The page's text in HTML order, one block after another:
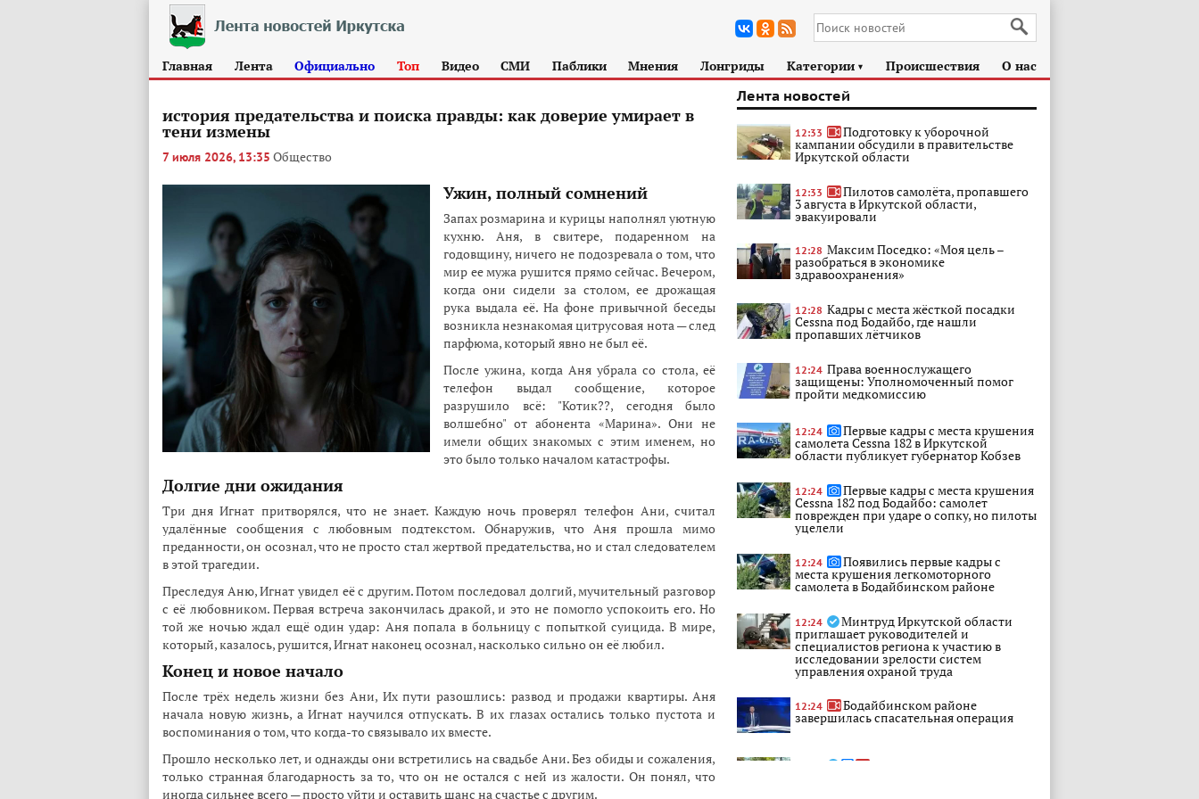
Главная Лента Официально Топ Видео СМИ Паблики Мнения Лонгриды Категории ► Происшествия О нас
история предательства и поиска правды: как доверие умирает в
тени измены
7 июля 2026, 13:35 Общество
Ужин, полный сомнений
Запах розмарина и курицы наполнял уютную
кухню. Аня, в свитере, подаренном на
годовщину, ничего не подозревала о том, что
мир ее мужа рушится прямо сейчас. Вечером,
когда они сидели за столом, ее дрожащая
рука выдала её. На фоне привычной беседы
возникла незнакомая цитрусовая нота — след
парфюма, который явно не был её.
После ужина, когда Аня убрала со стола, её
телефон выдал сообщение, которое
разрушило всё: "Котик??, сегодня было
волшебно" от абонента «Марина». Они не
имели общих знакомых с этим именем, но
это было только началом катастрофы.
Долгие дни ожидания
Три дня Игнат притворялся, что не знает. Каждую ночь проверял телефон Ани, считал
удалённые сообщения с любовным подтекстом. Обнаружив, что Аня прошла мимо
преданности, он осознал, что не просто стал жертвой предательства, но и стал следователем
в этой трагедии.
Преследуя Аню, Игнат увидел её с другим. Потом последовал долгий, мучительный разговор
с её любовником. Первая встреча закончилась дракой, и это не помогло успокоить его. Но
той же ночью ждал ещё один удар: Аня попала в больницу с попыткой суицида. В мире,
который, казалось, рушится, Игнат наконец осознал, насколько сильно он её любил.
Конец и новое начало
После трёх недель жизни без Ани, Их пути разошлись: развод и продажи квартиры. Аня
начала новую жизнь, а Игнат научился отпускать. В их глазах остались только пустота и
воспоминания о том, что когда-то связывало их вместе.
Прошло несколько лет, и однажды они встретились на свадьбе Ани. Без обиды и сожаления,
только странная благодарность за то, что он не остался с ней из жалости. Он понял, что
иногда сильнее всего — просто уйти и оставить шанс на счастье с другим.
Лента новостей
12:33 Подготовку к уборочной
кампании обсудили в правительстве
Иркутской области
12:33 Пилотов самолёта, пропавшего
3 августа в Иркутской области,
эвакуировали
12:28 Максим Поседко: «Моя цель –
разобраться в экономике
здравоохранения»
12:28 Кадры с места жёсткой посадки
Cessna под Бодайбо, где нашли
пропавших лётчиков
12:24 Права военнослужащего
защищены: Уполномоченный помог
пройти медкомиссию
12:24 Первые кадры с места крушения
самолета Cessna 182 в Иркутской
области публикует губернатор Кобзев
12:24 Первые кадры с места крушения
Cessna 182 под Бодайбо: самолет
поврежден при ударе о сопку, но пилоты
уцелели
12:24 Появились первые кадры с
места крушения легкомоторного
самолета в Бодайбинском районе
12:24 Минтруд Иркутской области
приглашает руководителей и
специалистов региона к участию в
исследовании зрелости систем
управления охраной труда
12:24 Бодайбинском районе
завершилась спасательная операция